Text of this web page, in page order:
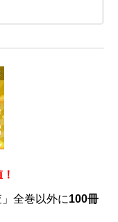
全巻以外に100冊